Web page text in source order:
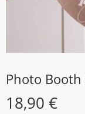
Photo Booth
18,90 €